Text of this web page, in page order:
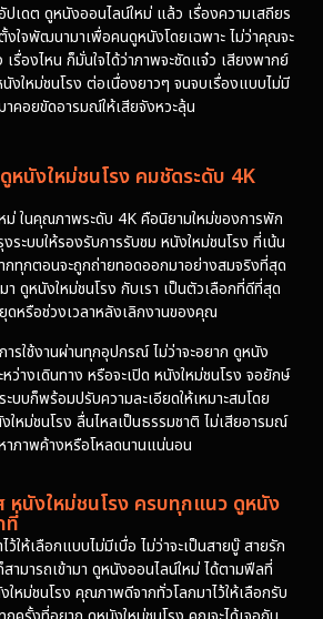
ปเดต ดูหนังออนไลน์ใหม่ แล้ว เรื่องความเสถียร
ใจพัฒนามาเพื่อคนดูหนังโดยเฉพาะ ไม่ว่าคุณจะ
รื่องไหน ก็มั่นใจได้ว่าภาพจะชัดแจ๋ว เสียงพากย์
งใหม่ชนโรง ต่อเนื่องยาวๆ จนจบเรื่องแบบไม่มี
คอยขัดอารมณ์ให้เสียจังหวะลุ้น
หนังใหม่ชนโรง คมชัดระดับ 4K
ม่ ในคุณภาพระดับ 4K คือนิยามใหม่ของการพัก
ระบบให้รองรับการรับชม หนังใหม่ชนโรง ที่เน้น
กทุกตอนจะถูกถ่ายทอดออกมาอย่างสมจริงที่สุด
า ดูหนังใหม่ชนโรง กับเรา เป็นตัวเลือกที่ดีที่สุด
ดหรือช่วงเวลาหลังเลิกงานของคุณ
รใช้งานผ่านทุกอุปกรณ์ ไม่ว่าจะอยาก ดูหนัง
ว่างเดินทาง หรือจะเปิด หนังใหม่ชนโรง จอยักษ์
บบก็พร้อมปรับความละเอียดให้เหมาะสมโดย
ใหม่ชนโรง ลื่นไหลเป็นธรรมชาติ ไม่เสียอารมณ์
ภาพค้างหรือโหลดนานแน่นอน
หนังใหม่ชนโรง ครบทุกแนว ดูหนัง
ที่
ให้เลือกแบบไม่มีเบื่อ ไม่ว่าจะเป็นสายบู๊ สายรัก
มารถเข้ามา ดูหนังออนไลน์ใหม่ ได้ตามฟีลที่
หม่ชนโรง คุณภาพดีจากทั่วโลกมาไว้ให้เลือกรับ